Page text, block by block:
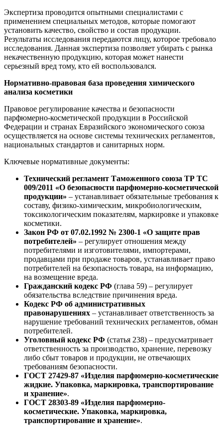
Экспертиза проводится опытными специалистами с
применением специальных методов, которые помогают
установить качество, свойство и состав продукции.
Результаты исследования передаются лицу, которое требовало
исследования. Данная экспертиза позволяет убирать с рынка
некачественную продукцию, которая может нанести
серьезный вред тому, кто ей воспользовался.
Нормативно-правовая база проведения химического
анализа косметики
Правовое регулирование качества и безопасности
парфюмерно-косметической продукции в Российской
Федерации и странах Евразийского экономического союза
осуществляется на основе системы технических регламентов,
национальных стандартов и санитарных норм.
Ключевые нормативные документы:
Технический регламент Таможенного союза ТР ТС
009/2011 «О безопасности парфюмерно-косметической
продукции» – устанавливает обязательные требования к
составу, физико-химическим, микробиологическим,
токсикологическим показателям, маркировке и упаковке
косметики.
Закон РФ от 07.02.1992 № 2300-1 «О защите прав
потребителей» – регулирует отношения между
потребителями и изготовителями, импортерами,
продавцами при продаже товаров, устанавливает право
потребителей на безопасность товара, на информацию,
на возмещение вреда.
Гражданский кодекс РФ (глава 59) – регулирует
обязательства вследствие причинения вреда.
Кодекс РФ об административных
правонарушениях – устанавливает ответственность за
нарушение требований технических регламентов, обман
потребителей.
Уголовный кодекс РФ (статья 238) – предусматривает
ответственность за производство, хранение, перевозку
либо сбыт товаров и продукции, не отвечающих
требованиям безопасности.
ГОСТ 27429-87 «Изделия парфюмерно-косметические
жидкие. Упаковка, маркировка, транспортирование
и хранение».
ГОСТ 28303-89 «Изделия парфюмерно-
косметические. Упаковка, маркировка,
транспортирование и хранение».